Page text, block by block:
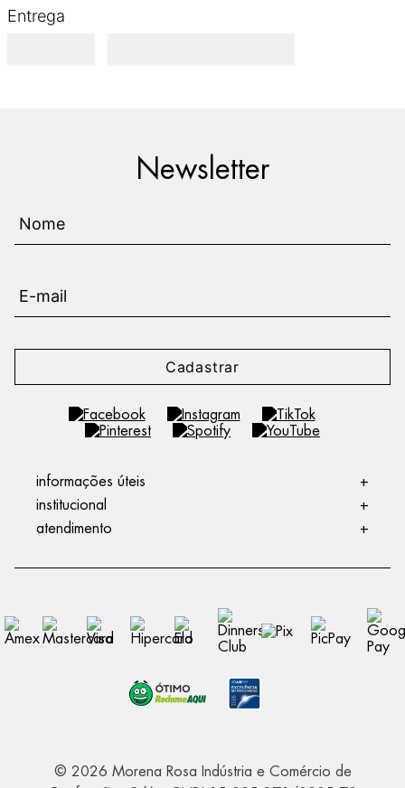
Entrega
Newsletter
Cadastrar
informações úteis
+
institucional
+
atendimento
+
© 2026 Morena Rosa Indústria e Comércio de